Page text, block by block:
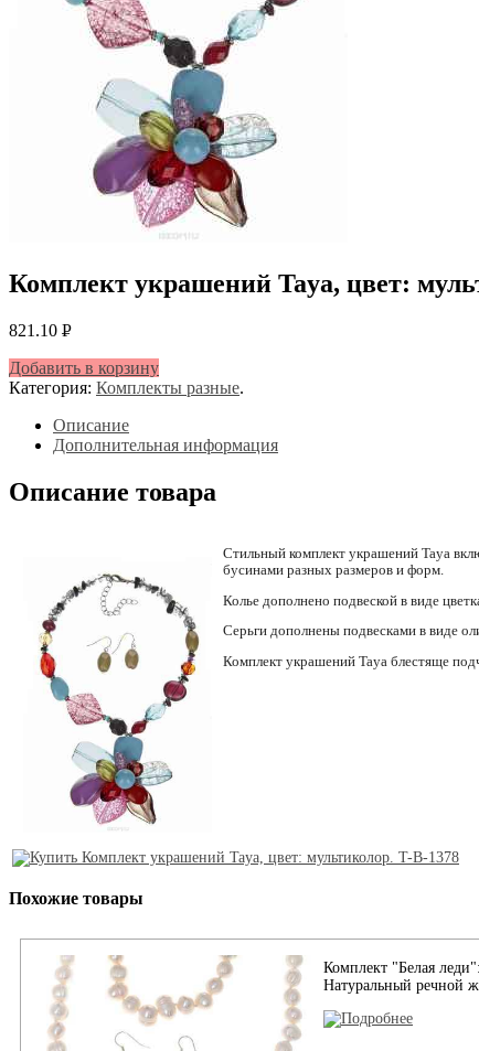
Комплект украшений Taya, цвет:
821.10 Р
Добавить в корзину
Категория: Комплекты разные.
Описание
Дополнительная информация
Описание товара
Стильный комплект украшений Taya
бусинами разных размеров и форм.
Колье дополнено подвеской в виде
Серьги дополнены подвесками в виде
Комплект украшений Taya блестяще
Похожие товары
Комплект "Белая
Натуральный речной